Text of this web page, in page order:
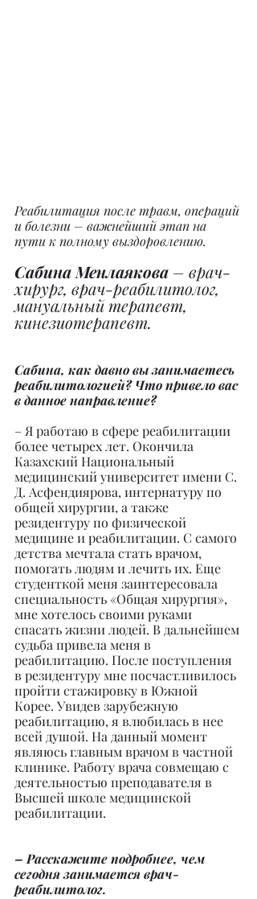
Реабилитация после травм, операций
и болезни – важнейший этап на
пути к полному выздоровлению.
Сабина Менлаякова – врач-
хирург, врач-реабилитолог,
мануальный терапевт,
кинезиотерапевт.
Сабина, как давно вы занимаетесь
реабилитологией? Что привело вас
в данное направление?
– Я работаю в сфере реабилитации
более четырех лет. Окончила
Казахский Национальный
медицинский университет имени С.
Д. Асфендиярова, интернатуру по
общей хирургии, а также
резидентуру по физической
медицине и реабилитации. С самого
детства мечтала стать врачом,
помогать людям и лечить их. Еще
студенткой меня заинтересовала
специальность «Общая хирургия»,
мне хотелось своими руками
спасать жизни людей. В дальнейшем
судьба привела меня в
реабилитацию. После поступления
в резидентуру мне посчастливилось
пройти стажировку в Южной
Корее. Увидев зарубежную
реабилитацию, я влюбилась в нее
всей душой. На данный момент
являюсь главным врачом в частной
клинике. Работу врача совмещаю с
деятельностью преподавателя в
Высшей школе медицинской
реабилитации.
– Расскажите подробнее, чем
сегодня занимается врач-
реабилитолог.